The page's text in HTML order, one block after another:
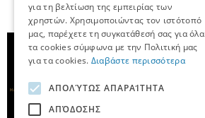
για τη βελτίωση της εμπειρίας των
χρηστών. Χρησιμοποιώντας τον ιστότοπό
μας, παρέχετε τη συγκατάθεσή σας για όλα
τα cookies σύμφωνα με την Πολιτική μας
για τα cookies. Διαβάστε περισσότερα
ΑΠΟΛΎΤΩΣ ΑΠΑΡΑΊΤΗΤΑ
ΑΠΌΔΟΣΗΣ